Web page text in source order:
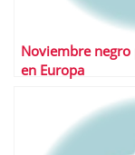
Noviembre negro
en Europa